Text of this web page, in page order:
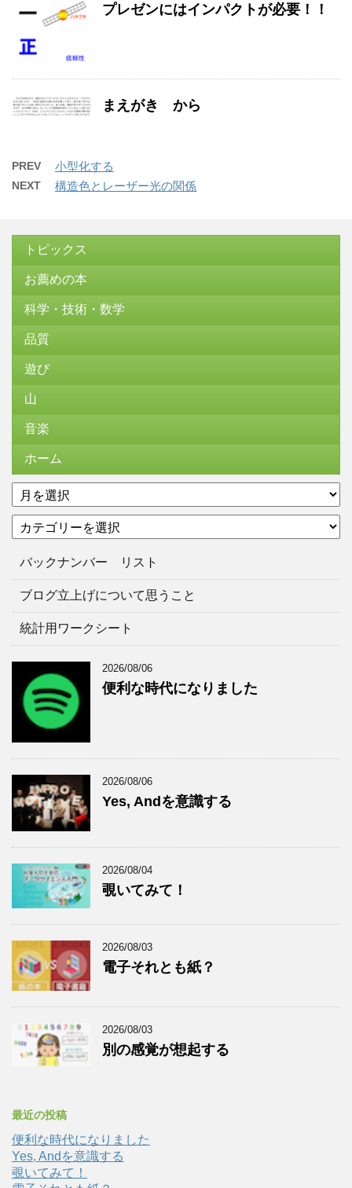
プレゼンにはインパクトが必要！！
まえがき から
PREV 小型化する
NEXT 構造色とレーザー光の関係
トピックス
お薦めの本
科学・技術・数学
品質
遊び
山
音楽
ホーム
ア
ー
イ
テ
リ
バックナンバー リスト
ブログ立上げについて思うこと
統計用ワークシート
2026/08/06
便利な時代になりました
2026/08/06
Yes, Andを意識する
2026/08/04
覗いてみて！
2026/08/03
電子それとも紙？
2026/08/03
別の感覚が想起する
最近の投稿
便利な時代になりました
Yes, Andを意識する
覗いてみて！